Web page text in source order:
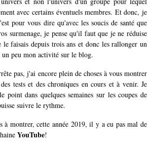
avec certains éventuels membres. Et donc, je
pour vous dire qu'avec les soucis de santé que
surmenage, je pense qu'il faut que je ne réduise
faisais depuis trois ans et donc les rallonger un
peu mon activité sur le blog.
pas, j'ai encore plein de choses à vous montrer
tests et des chroniques en cours et à venir. Je
point dans quelques semaines sur les coupes de
suivre le rythme.
à montrer, cette année 2019, il y a eu pas mal de
YouTube!